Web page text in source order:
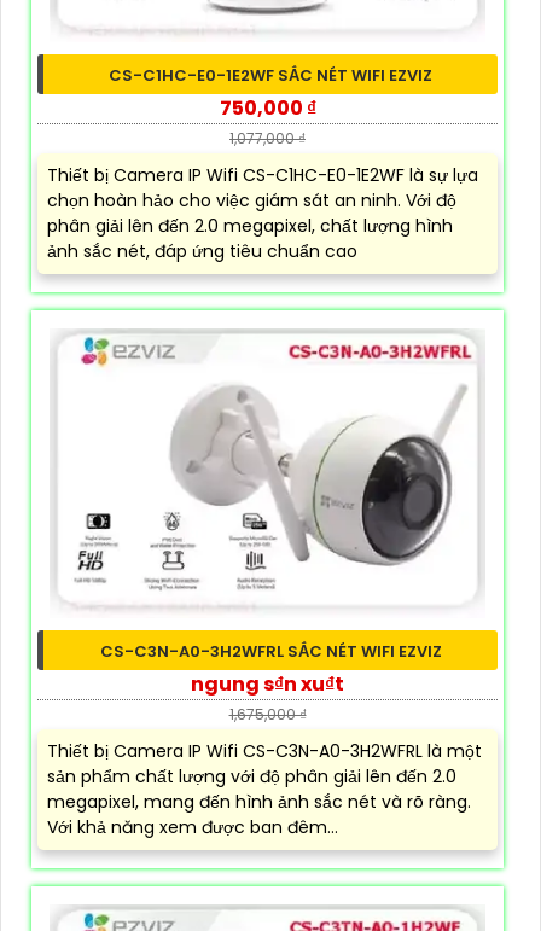
CS-C1HC-E0-1E2WF SẮC NÉT WIFI EZVIZ
750,000 ₫
1,077,000 ₫
Thiết bị Camera IP Wifi CS-C1HC-E0-1E2WF là sự lựa
chọn hoàn hảo cho việc giám sát an ninh. Với độ
phân giải lên đến 2.0 megapixel, chất lượng hình
ảnh sắc nét, đáp ứng tiêu chuẩn cao
CS-C3N-A0-3H2WFRL SẮC NÉT WIFI EZVIZ
ngung s₫n xu₫t
1,675,000 ₫
Thiết bị Camera IP Wifi CS-C3N-A0-3H2WFRL là một
sản phẩm chất lượng với độ phân giải lên đến 2.0
megapixel, mang đến hình ảnh sắc nét và rõ ràng.
Với khả năng xem được ban đêm...